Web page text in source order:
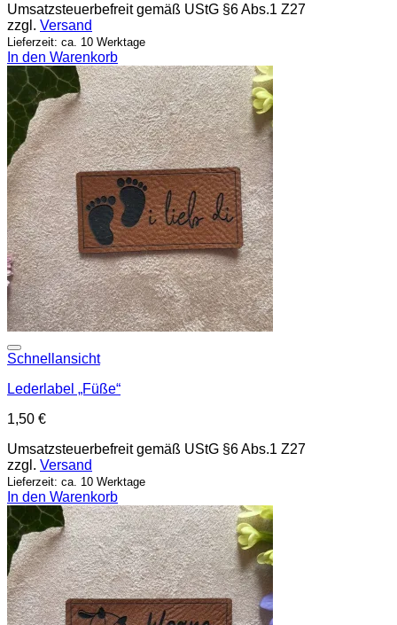
Umsatzsteuerbefreit gemäß UStG §6 Abs.1 Z27
zzgl. Versand
Lieferzeit: ca. 10 Werktage
In den Warenkorb
Schnellansicht
Lederlabel „Füße“
1,50 €
Umsatzsteuerbefreit gemäß UStG §6 Abs.1 Z27
zzgl. Versand
Lieferzeit: ca. 10 Werktage
In den Warenkorb